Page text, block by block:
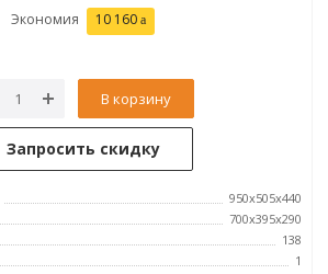
Экономия 10 160
В корзину
Запросить скидку
950x505x440
700х395х290
138
1